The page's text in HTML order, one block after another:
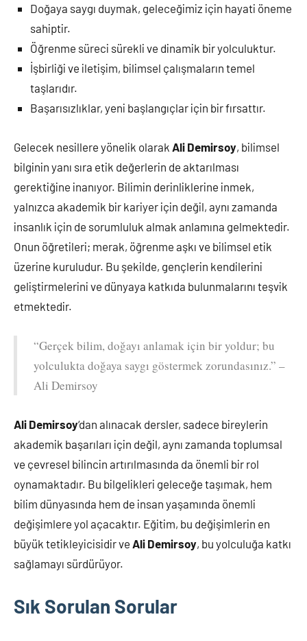
Doğaya saygı duymak, geleceğimiz için hayati öneme
sahiptir.
Öğrenme süreci sürekli ve dinamik bir yolculuktur.
İşbirliği ve iletişim, bilimsel çalışmaların temel
taşlarıdır.
Başarısızlıklar, yeni başlangıçlar için bir fırsattır.
Gelecek nesillere yönelik olarak Ali Demirsoy, bilimsel
bilginin yanı sıra etik değerlerin de aktarılması
gerektiğine inanıyor. Bilimin derinliklerine inmek,
yalnızca akademik bir kariyer için değil, aynı zamanda
insanlık için de sorumluluk almak anlamına gelmektedir.
Onun öğretileri; merak, öğrenme aşkı ve bilimsel etik
üzerine kuruludur. Bu şekilde, gençlerin kendilerini
geliştirmelerini ve dünyaya katkıda bulunmalarını teşvik
etmektedir.
“Gerçek bilim, doğayı anlamak için bir yoldur; bu
yolculukta doğaya saygı göstermek zorundasınız.” –
Ali Demirsoy
Ali Demirsoy‘dan alınacak dersler, sadece bireylerin
akademik başarıları için değil, aynı zamanda toplumsal
ve çevresel bilincin artırılmasında da önemli bir rol
oynamaktadır. Bu bilgelikleri geleceğe taşımak, hem
bilim dünyasında hem de insan yaşamında önemli
değişimlere yol açacaktır. Eğitim, bu değişimlerin en
büyük tetikleyicisidir ve Ali Demirsoy, bu yolculuğa katkı
sağlamayı sürdürüyor.
Sık Sorulan Sorular